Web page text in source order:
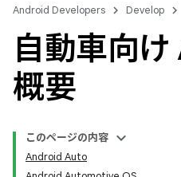
Android Developers Develop
自動車向
概要
このページの内容
Android Auto